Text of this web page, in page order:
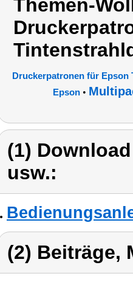
Themen-
Druckerpatronen für
Epson •
(1)
usw.:
(2) Beiträge,